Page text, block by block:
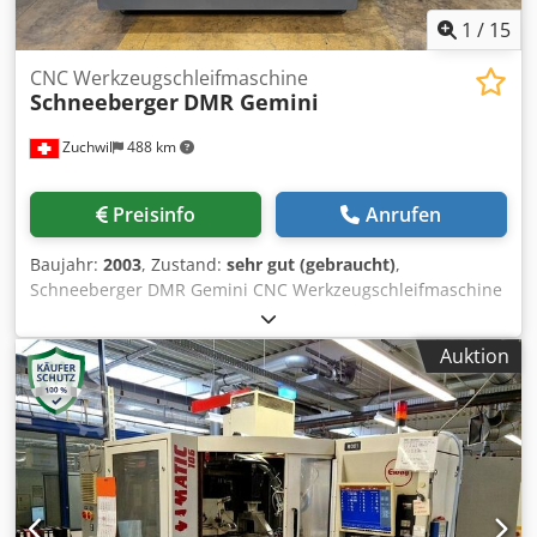
1 / 15
Zuchwil 488 km
CNC Werkzeugschleifmaschine
Schneeberger DMR Gemini
Preisinfo Anrufen
Baujahr: 2003, Zustand: sehr gut (gebraucht),
Schneeberger DMR Gemini CNC Werkzeugschleifmaschine
TECHNISCHE DATEN Steuerung: GE Fanuc 160, 5-Achsen
simultan Software: Schneeberger Quinto Messsystem X,Y
und Z-Achse: 0,1 μm A-Achse: 0,0001° C-Achse: 0,0001°
Schleifkopf Leistung: 15 kW Drehzahl: 50 – 10`000 U/Min
Spindelnase: HSK 50 Max. Scheibendurchmesser: 250 mm
Max. Schleifscheibenanzahl: 6 Linearachsen Codpfxsmqni
Ao Afusrf X-Achse, Verfahrweg: 380 mm
Vorschubgeschwindigkeit: 20`000 mm/min Auflösung:
0,0001 mm Übersetzung: 1 : 1 Leistung: 1,0 kW / 3 Nm Y-
Auktion